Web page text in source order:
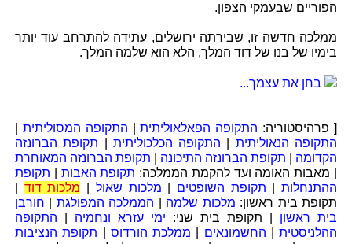
הפוריים שבעמקי הצפון.
ממלכה חדשה זו, שבירתה ירושלים, עתידה להתרחב עוד יותר
בימיו של בנו של דוד המלך, הלא הוא שלמה המלך.
בחן את עצמך...
[ פרהיסטוריה: התקופה הפאלאוליתית| התקופה המסוליתית
התקופה הנאוליתית
התקופה הכלכוליתית
תקופת הברונזה
הקדומה
תקופת הברונזה התיכונה
תקופת הברונזה המאוחרת
| מאבות האומה ועד להקמת הממלכה: תקופת האבות
תקופת
ההתנחלות| תקופת השופטים מלכות שאול מלכות דוד
תקופת בית ראשון: מלכות שלמה הממלכה המפולגת
חורבן
בית ראשון | תקופת בית שני: ימי עזרא ונחמיה
התקופה
ההלניסטית
החשמונאים ממלכת הורדוס
תקופת הנציבות